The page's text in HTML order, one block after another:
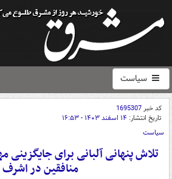
سیاست
کد خبر1695307
تاریخ انتشار: ۱۴ اسفند ۱۴۰۳ - ۱۶:۵۳
سیاست
تلاش پنهانی آلبانی برای جایگزینی
منافقین در اشرف ۳